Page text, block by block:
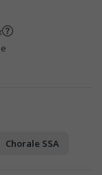
Chorale SSA